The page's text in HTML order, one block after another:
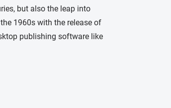
but also the leap into
1960s with the release of
publishing software like